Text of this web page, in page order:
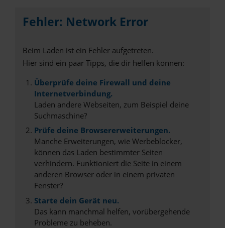
Fehler: Network Error
Beim Laden ist ein Fehler aufgetreten.
Hier sind ein paar Tipps, die dir helfen können:
Überprüfe deine Firewall und deine
Internetverbindung.
Laden andere Webseiten, zum Beispiel deine
Suchmaschine?
Prüfe deine Browsererweiterungen.
Manche Erweiterungen, wie Werbeblocker,
können das Laden bestimmter Seiten
verhindern. Funktioniert die Seite in einem
anderen Browser oder in einem privaten
Fenster?
Starte dein Gerät neu.
Das kann manchmal helfen, vorübergehende
Probleme zu beheben.